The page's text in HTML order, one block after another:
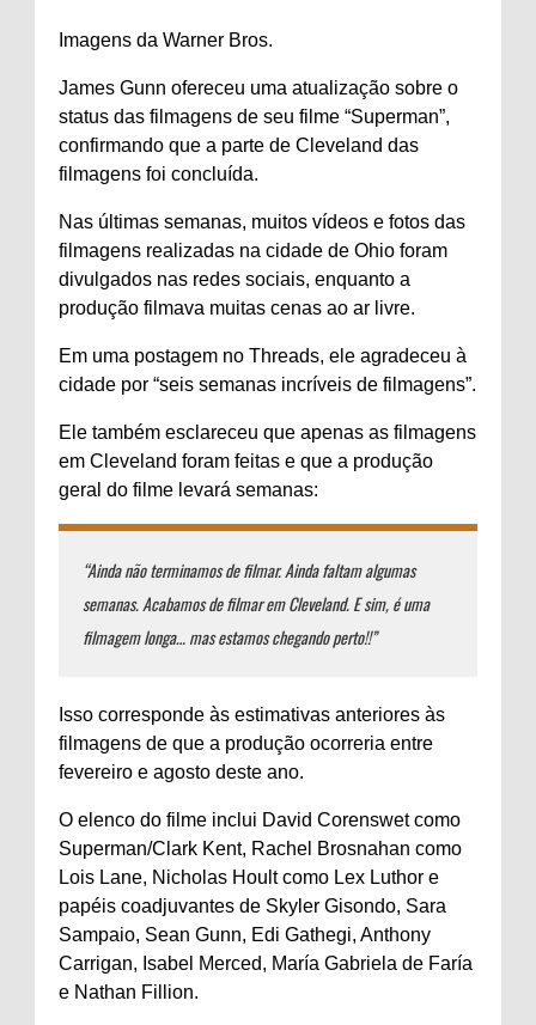
Imagens da Warner Bros.
James Gunn ofereceu uma atualização sobre o
status das filmagens de seu filme “Superman”,
confirmando que a parte de Cleveland das
filmagens foi concluída.
Nas últimas semanas, muitos vídeos e fotos das
filmagens realizadas na cidade de Ohio foram
divulgados nas redes sociais, enquanto a
produção filmava muitas cenas ao ar livre.
Em uma postagem no Threads, ele agradeceu à
cidade por “seis semanas incríveis de filmagens”.
Ele também esclareceu que apenas as filmagens
em Cleveland foram feitas e que a produção
geral do filme levará semanas:
“Ainda não terminamos de filmar. Ainda faltam algumas
semanas. Acabamos de filmar em Cleveland. E sim, é uma
filmagem longa… mas estamos chegando perto!!”
Isso corresponde às estimativas anteriores às
filmagens de que a produção ocorreria entre
fevereiro e agosto deste ano.
O elenco do filme inclui David Corenswet como
Superman/Clark Kent, Rachel Brosnahan como
Lois Lane, Nicholas Hoult como Lex Luthor e
papéis coadjuvantes de Skyler Gisondo, Sara
Sampaio, Sean Gunn, Edi Gathegi, Anthony
Carrigan, Isabel Merced, María Gabriela de Faría
e Nathan Fillion.